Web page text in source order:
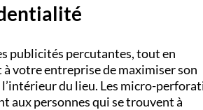
publicités percutantes, tout en
votre entreprise de maximiser son
du lieu. Les micro-
aux personnes qui se trouvent à